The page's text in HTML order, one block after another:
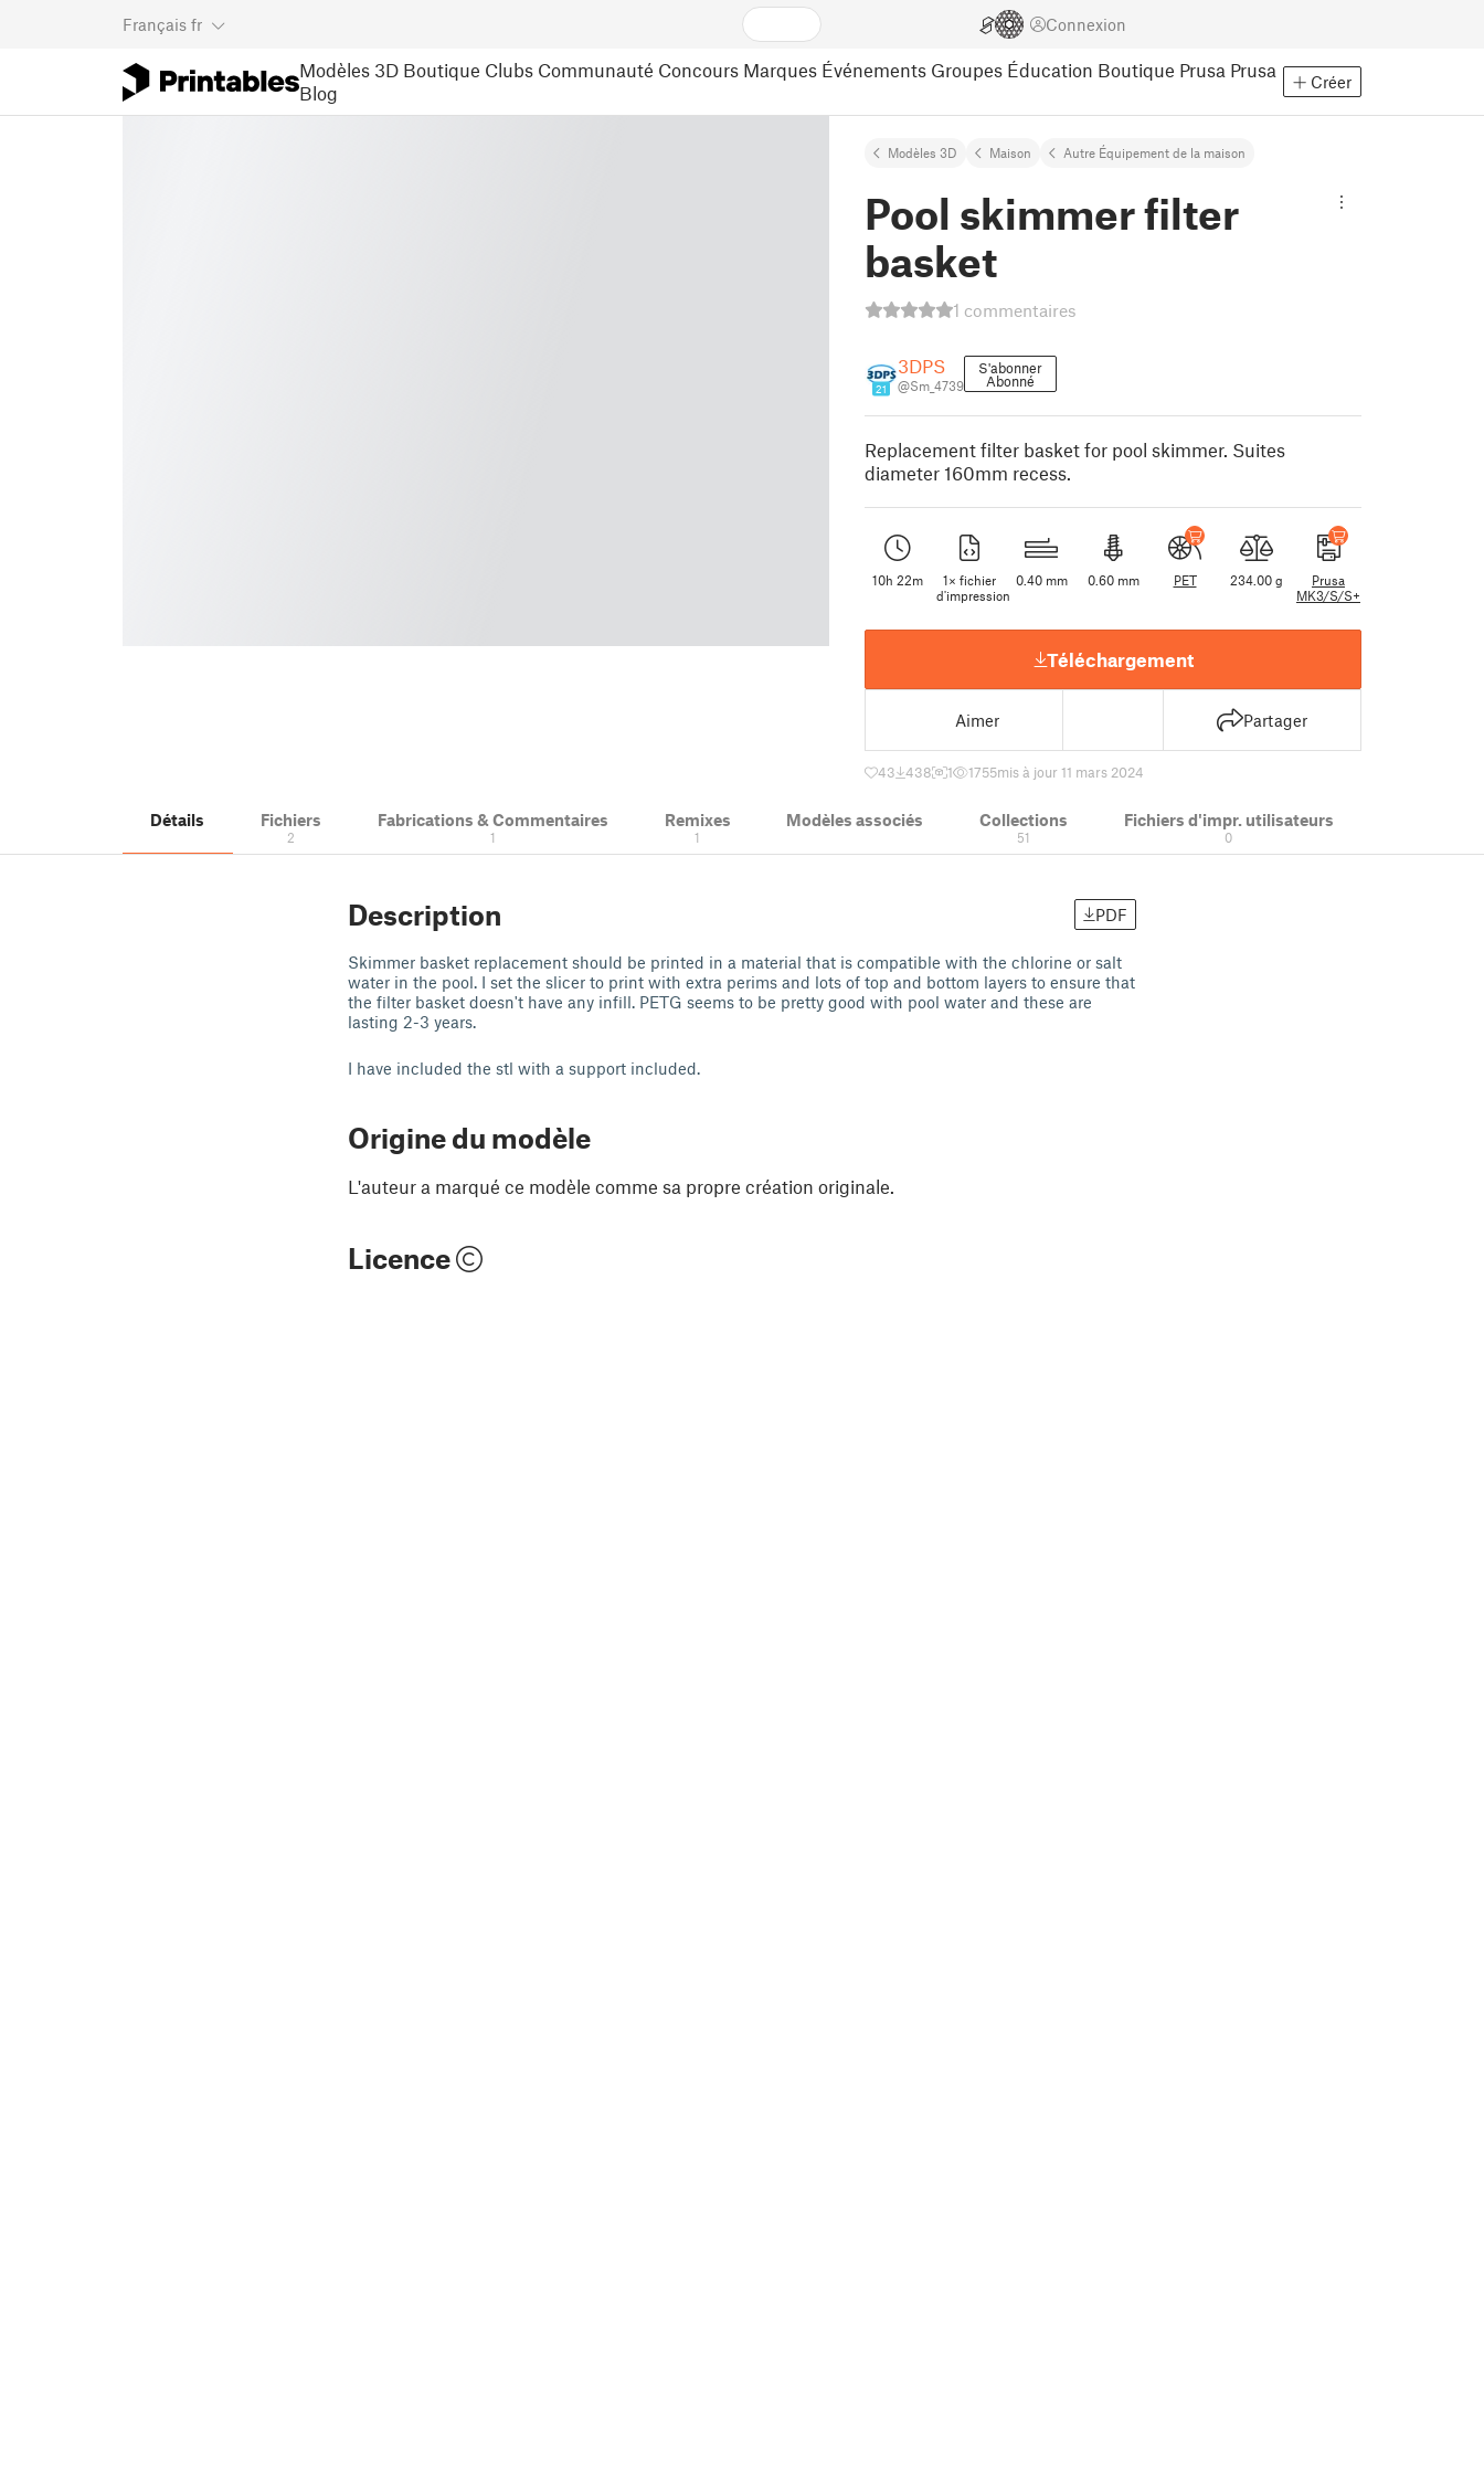
Français fr Connexion
Modèles 3D Boutique Clubs Communauté Concours Marques Événements Groupes Éducation Boutique Prusa Prusa
Blog
Créer
Modèles 3D Maison Autre Équipement de la maison
Pool skimmer filter
basket
1 commentaires
21
3DPS
@Sm_4739
S'abonner
Abonné
Replacement filter basket for pool skimmer. Suites
diameter 160mm recess.
10h 22m
1× fichier
d'impression
0.40 mm 0.60 mm PET 234.00 g
Prusa
MK3/S/S+
Téléchargement
Aimer Partager
43 438 1 1755mis à jour 11 mars 2024
Détails Fichiers
2
Fabrications & Commentaires
1
Remixes
1
Modèles associés Collections
51
Fichiers d'impr. utilisateurs
0
Description PDF
Skimmer basket replacement should be printed in a material that is compatible with the chlorine or salt
water in the pool. I set the slicer to print with extra perims and lots of top and bottom layers to ensure that
the filter basket doesn't have any infill. PETG seems to be pretty good with pool water and these are
lasting 2-3 years.
I have included the stl with a support included.
Origine du modèle
L'auteur a marqué ce modèle comme sa propre création originale.
Licence